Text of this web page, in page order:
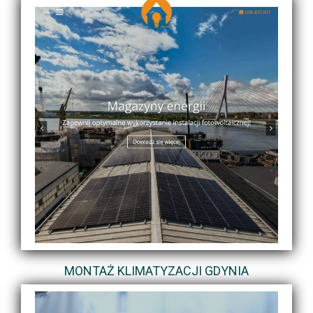
MONTAŻ KLIMATYZACJI GDYNIA